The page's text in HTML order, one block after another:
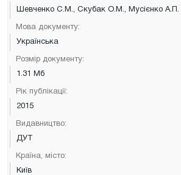
Шевченко С.М., Скубак О.М., Мусієнко А.П.
Мова документу:
Українська
Розмір документу:
1.31 Мб
Рік публікації:
2015
Видавництво:
ДУТ
Країна, місто:
Київ